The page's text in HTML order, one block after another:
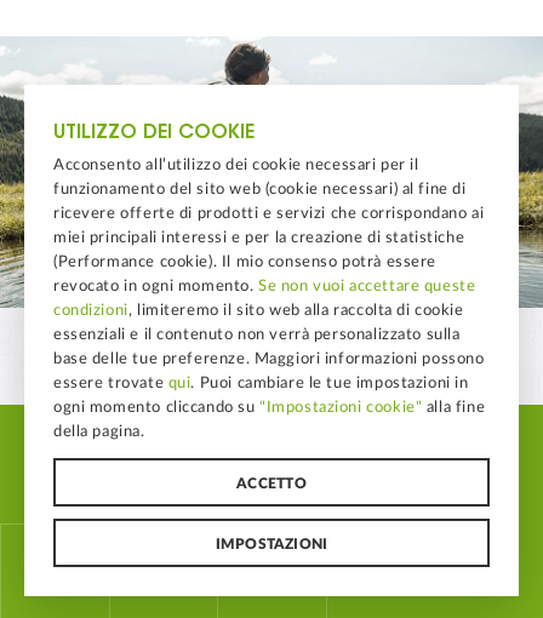
UTILIZZO DEI COOKIE
Acconsento all’utilizzo dei cookie necessari per il
funzionamento del sito web (cookie necessari) al fine di
ricevere offerte di prodotti e servizi che corrispondano ai
miei principali interessi e per la creazione di statistiche
(Performance cookie). Il mio consenso potrà essere
revocato in ogni momento.Se non vuoi accettare queste
condizioni, limiteremo il sito web alla raccolta di cookie
essenziali e il contenuto non verrà personalizzato sulla
base delle tue preferenze. Maggiori informazioni possono
essere trovate qui. Puoi cambiare le tue impostazioni in
ogni momento cliccando su"Impostazioni cookie" alla fine
della pagina.
ACCETTO
IMPOSTAZIONI